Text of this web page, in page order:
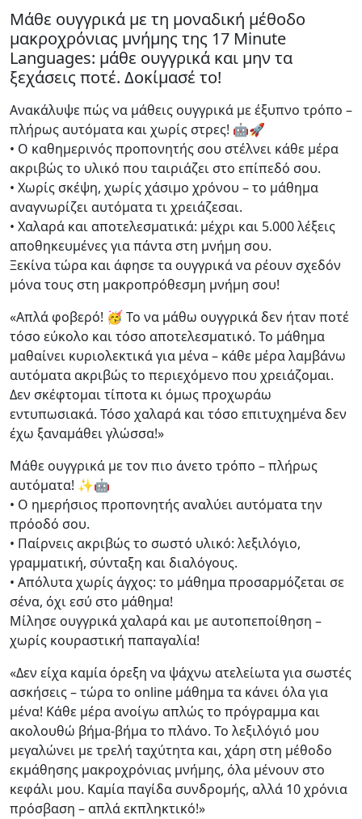
Μάθε ουγγρικά με τη μοναδική μέθοδο
μακροχρόνιας μνήμης της 17 Minute
Languages: μάθε ουγγρικά και μην τα
ξεχάσεις ποτέ. Δοκίμασέ το!
Ανακάλυψε πώς να μάθεις ουγγρικά με έξυπνο τρόπο –
πλήρως αυτόματα και χωρίς στρες! 🤖🚀
• Ο καθημερινός προπονητής σου στέλνει κάθε μέρα
ακριβώς το υλικό που ταιριάζει στο επίπεδό σου.
• Χωρίς σκέψη, χωρίς χάσιμο χρόνου – το μάθημα
αναγνωρίζει αυτόματα τι χρειάζεσαι.
• Χαλαρά και αποτελεσματικά: μέχρι και 5.000 λέξεις
αποθηκευμένες για πάντα στη μνήμη σου.
Ξεκίνα τώρα και άφησε τα ουγγρικά να ρέουν σχεδόν
μόνα τους στη μακροπρόθεσμη μνήμη σου!
«Απλά φοβερό! 🥳 Το να μάθω ουγγρικά δεν ήταν ποτέ
τόσο εύκολο και τόσο αποτελεσματικό. Το μάθημα
μαθαίνει κυριολεκτικά για μένα – κάθε μέρα λαμβάνω
αυτόματα ακριβώς το περιεχόμενο που χρειάζομαι.
Δεν σκέφτομαι τίποτα κι όμως προχωράω
εντυπωσιακά. Τόσο χαλαρά και τόσο επιτυχημένα δεν
έχω ξαναμάθει γλώσσα!»
Μάθε ουγγρικά με τον πιο άνετο τρόπο – πλήρως
αυτόματα! ✨🤖
• Ο ημερήσιος προπονητής αναλύει αυτόματα την
πρόοδό σου.
• Παίρνεις ακριβώς το σωστό υλικό: λεξιλόγιο,
γραμματική, σύνταξη και διαλόγους.
• Απόλυτα χωρίς άγχος: το μάθημα προσαρμόζεται σε
σένα, όχι εσύ στο μάθημα!
Μίλησε ουγγρικά χαλαρά και με αυτοπεποίθηση –
χωρίς κουραστική παπαγαλία!
«Δεν είχα καμία όρεξη να ψάχνω ατελείωτα για σωστές
ασκήσεις – τώρα το online μάθημα τα κάνει όλα για
μένα! Κάθε μέρα ανοίγω απλώς το πρόγραμμα και
ακολουθώ βήμα-βήμα το πλάνο. Το λεξιλόγιό μου
μεγαλώνει με τρελή ταχύτητα και, χάρη στη μέθοδο
εκμάθησης μακροχρόνιας μνήμης, όλα μένουν στο
κεφάλι μου. Καμία παγίδα συνδρομής, αλλά 10 χρόνια
πρόσβαση – απλά εκπληκτικό!»